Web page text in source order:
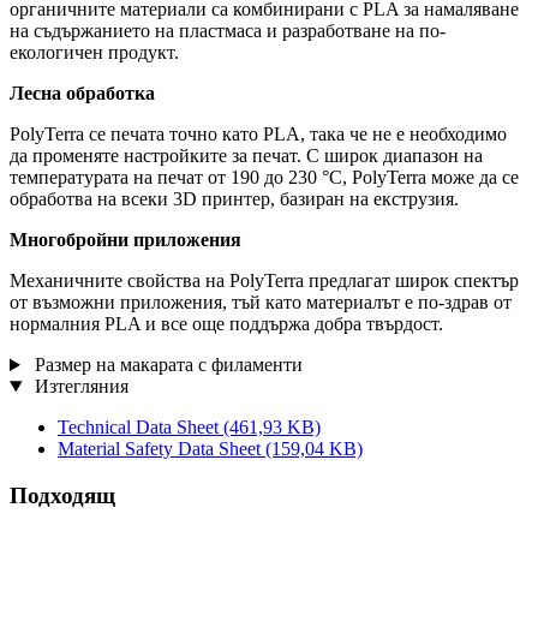
органичните материали са комбинирани с PLA за намаляване
на съдържанието на пластмаса и разработване на по-
екологичен продукт.
Лесна обработка
PolyTerra се печата точно като PLA, така че не е необходимо
да променяте настройките за печат. С широк диапазон на
температурата на печат от 190 до 230 °C, PolyTerra може да се
обработва на всеки 3D принтер, базиран на екструзия.
Многобройни приложения
Механичните свойства на PolyTerra предлагат широк спектър
от възможни приложения, тъй като материалът е по-здрав от
нормалния PLA и все още поддържа добра твърдост.
Размер на макарата с филаменти
Изтегляния
Technical Data Sheet (461,93 KB)
Material Safety Data Sheet (159,04 KB)
Подходящ